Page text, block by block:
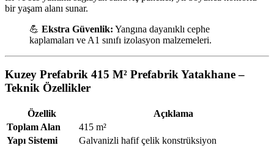
bir yaşam alanı sunar.
💪 Ekstra Güvenlik: Yangına dayanıklı cephe
kaplamaları ve A1 sınıfı izolasyon malzemeleri.
Kuzey Prefabrik 415 M² Prefabrik Yatakhane –
Teknik Özellikler
Özellik
Açıklama
Toplam Alan
415 m²
Yapı Sistemi
Galvanizli hafif çelik konstrüksiyon